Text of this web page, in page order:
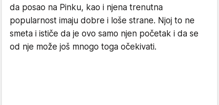
da posao na Pinku, kao i njena trenutna
popularnost imaju dobre i loše strane. Njoj to ne
smeta i ističe da je ovo samo njen početak i da se
od nje može još mnogo toga očekivati.